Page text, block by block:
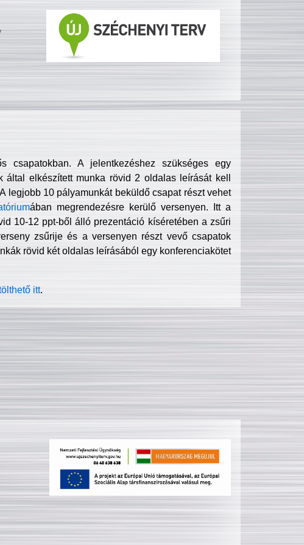
csapatokban. A jelentkezéshez szükséges egy
elkészített munka rövid 2 oldalas leírását kell
legjobb 10 pályamunkát beküldő csapat részt vehet
ában megrendezésre kerülő versenyen. Itt a
10-12 ppt-ből álló prezentáció kíséretében a zsűri
zsűrije és a versenyen részt vevő csapatok
rövid két oldalas leírásából egy konferenciakötet
itt.